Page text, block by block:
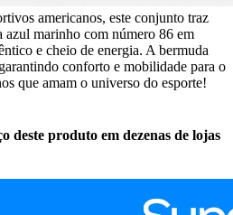
americanos, este conjunto traz
azul marinho com número 86 em
e cheio de energia. A bermuda
conforto e mobilidade para o
que amam o universo do esporte!
deste produto em dezenas de lojas